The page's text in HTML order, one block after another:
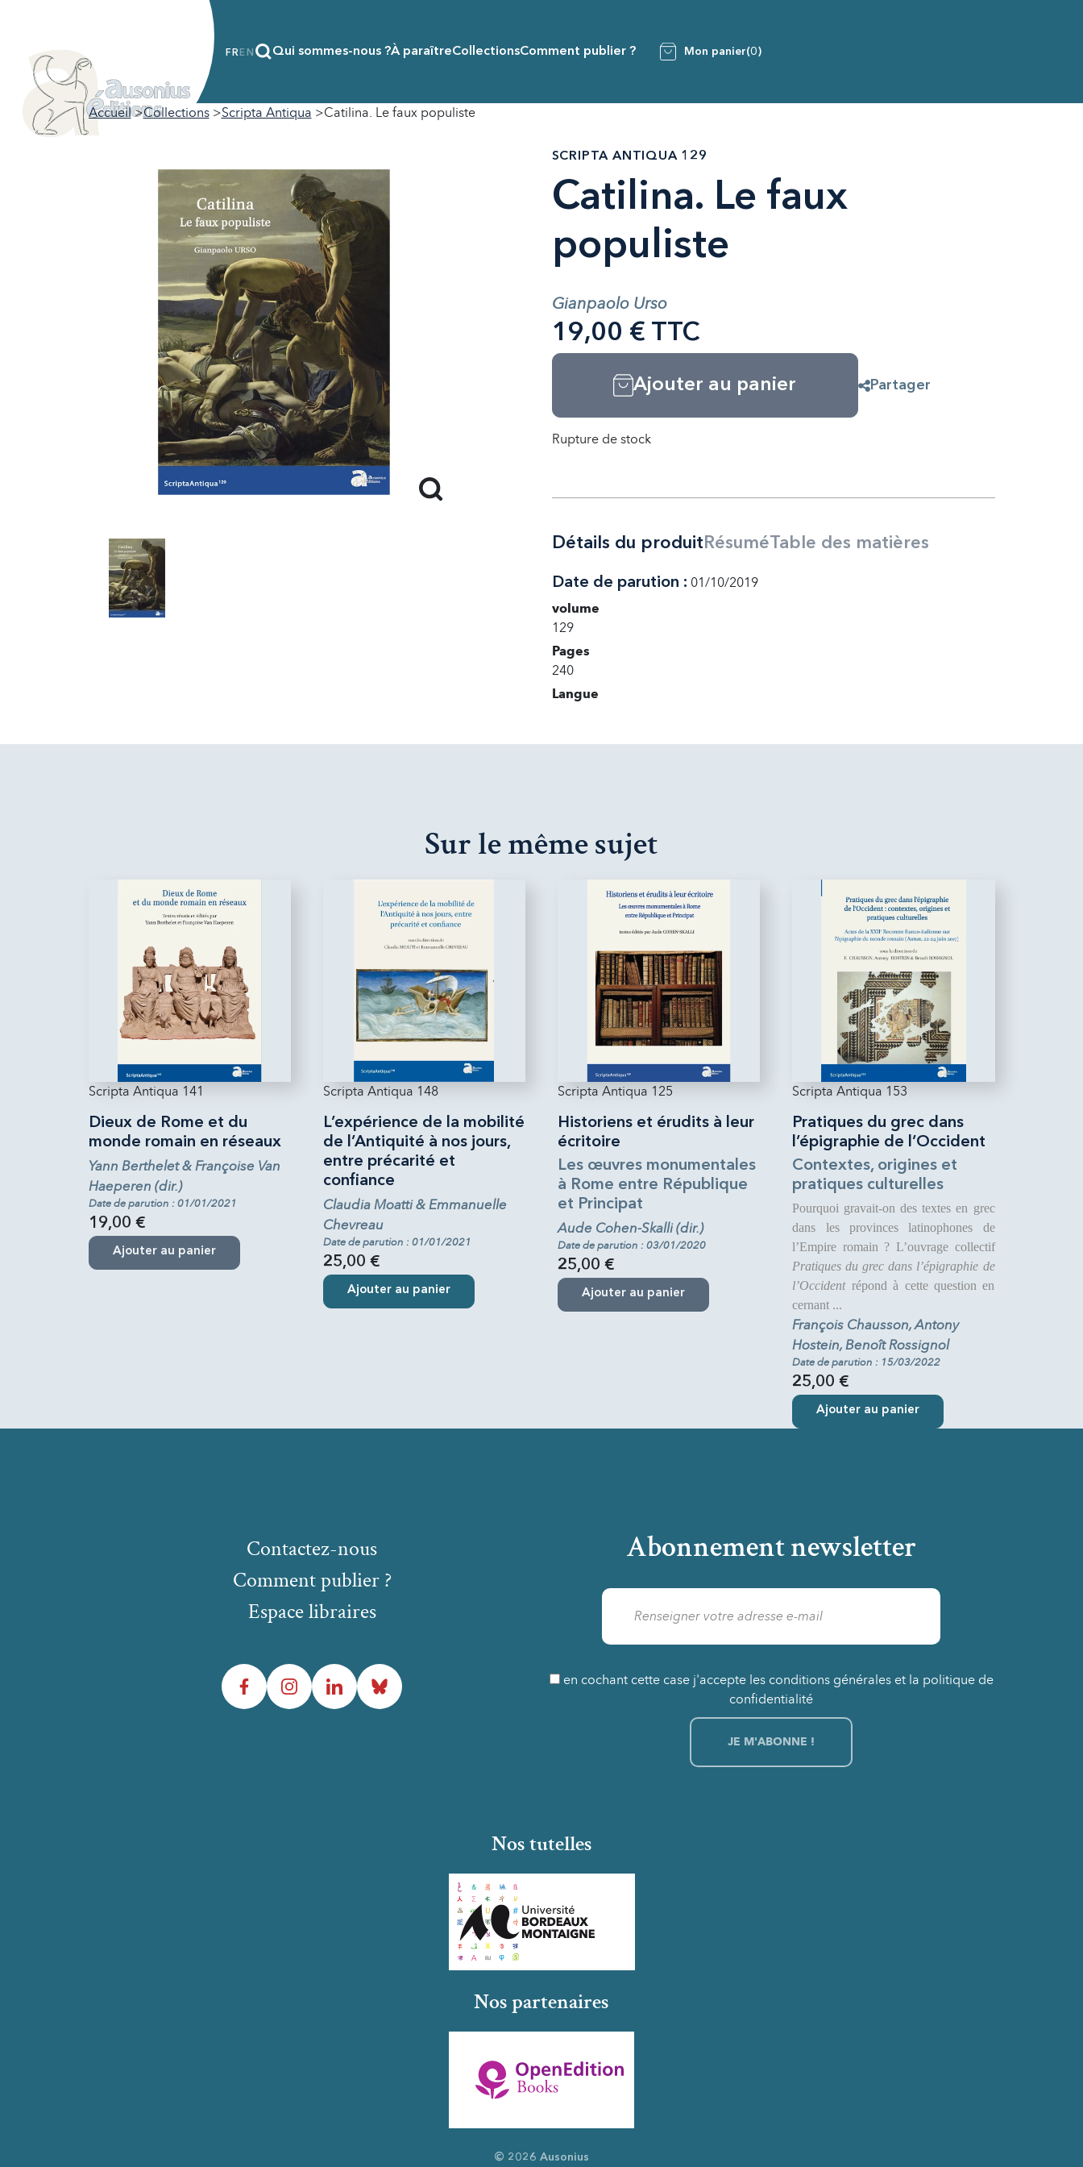
FR EN Qui sommes-nous ?À paraîtreCollectionsComment publier ? Mon panier(0)
Accueil Collections Scripta Antiqua Catilina. Le faux populiste
SCRIPTA ANTIQUA 129
Catilina. Le faux
populiste
Gianpaolo Urso
19,00 € TTC
Ajouter au panier Partager
Rupture de stock
Détails du produit RésuméTable des matières
Date de parution : 01/10/2019
volume
129
Pages
240
Langue
Sur le même sujet
Scripta Antiqua 141
Dieux de Rome et du
monde romain en réseaux
Yann Berthelet & Françoise Van
Haeperen (dir.)
Date de parution : 01/01/2021
19,00 €
Ajouter au panier
Scripta Antiqua 148
L’expérience de la mobilité
de l’Antiquité à nos jours,
entre précarité et
confiance
Claudia Moatti & Emmanuelle
Chevreau
Date de parution : 01/01/2021
25,00 €
Ajouter au panier
Scripta Antiqua 125
Historiens et érudits à leur
écritoire
Les œuvres monumentales
à Rome entre République
et Principat
Aude Cohen-Skalli (dir.)
Date de parution : 03/01/2020
25,00 €
Ajouter au panier
Scripta Antiqua 153
Pratiques du grec dans
l’épigraphie de l’Occident
Contextes, origines et
pratiques culturelles
Pourquoi gravait-on des textes en grec
dans les provinces latinophones de
l’Empire romain ? L’ouvrage collectif
Pratiques du grec dans l’épigraphie de
l’Occidentrépond à cette question en
cernant ...
François Chausson, Antony
Hostein, Benoît Rossignol
Date de parution : 15/03/2022
25,00 €
Ajouter au panier
Abonnement newsletter
en cochant cette case j'accepte les conditions générales et la politique de
confidentialité
Comment publier ?
Espace libraires
Contactez-nous
FacebookInstagramLinkedInBluesky
Nos tutelles
Nos partenaires
© 2026 Ausonius